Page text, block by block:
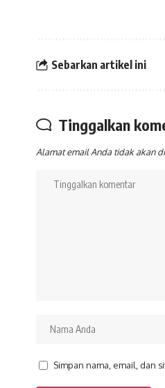
Sebarkan artikel ini
Tinggalkan
Alamat email Anda tidak akan
Simpan nama, email, dan